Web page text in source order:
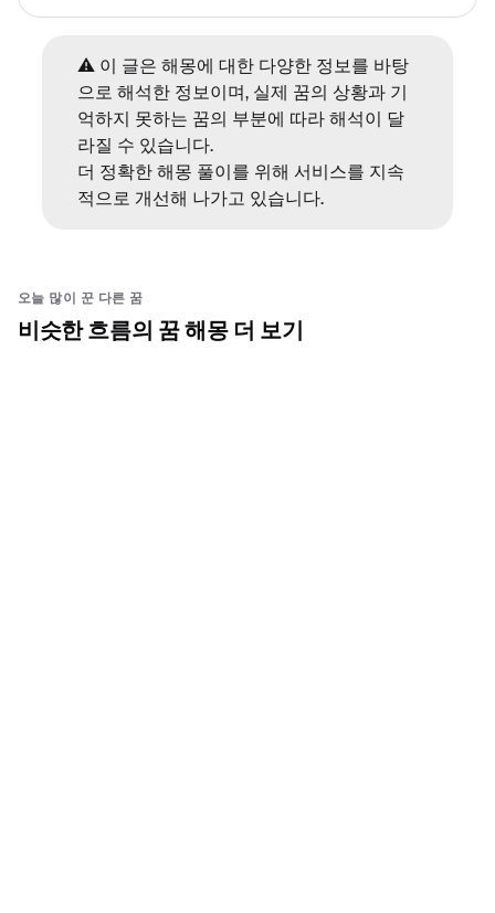
⚠️ 이 글은 해몽에 대한 다양한 정보를 바탕
으로 해석한 정보이며, 실제 꿈의 상황과 기
억하지 못하는 꿈의 부분에 따라 해석이 달
라질 수 있습니다.
더 정확한 해몽 풀이를 위해 서비스를 지속
적으로 개선해 나가고 있습니다.
오늘 많이 꾼 다른 꿈
비슷한 흐름의 꿈 해몽 더 보기